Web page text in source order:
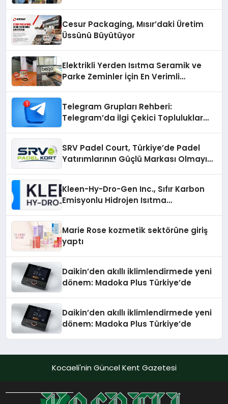
Cesur Packaging, Mısır’daki Üretim
Üssünü Büyütüyor
Elektrikli Yerden Isıtma Seramik ve
Parke Zeminler İçin En Verimli
Telegram Grupları Rehberi:
Telegram’da İlgi Çekici Topluluklar
SRV Padel Court, Türkiye’de Padel
Yatırımlarının Güçlü Markası Olmayı
Kleen-Hy-Dro-Gen Inc., Sıfır Karbon
Emisyonlu Hidrojen Isıtma
Marie Rose kozmetik sektörüne giriş
yaptı
Daikin’den akıllı iklimlendirmede yeni
dönem: Madoka Plus Türkiye’de
Daikin’den akıllı iklimlendirmede yeni
dönem: Madoka Plus Türkiye’de
Kocaeli'nin Güncel Kent Gazetesi